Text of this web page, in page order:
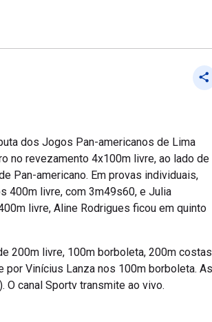
dos Jogos Pan-americanos de Lima
no revezamento 4x100m livre, ao lado de
Pan-americano. Em provas individuais,
400m livre, com 3m49s60, e Julia
livre, Aline Rodrigues ficou em quinto
200m livre, 100m borboleta, 200m costas
Vinícius Lanza nos 100m borboleta. As
canal Sportv transmite ao vivo.